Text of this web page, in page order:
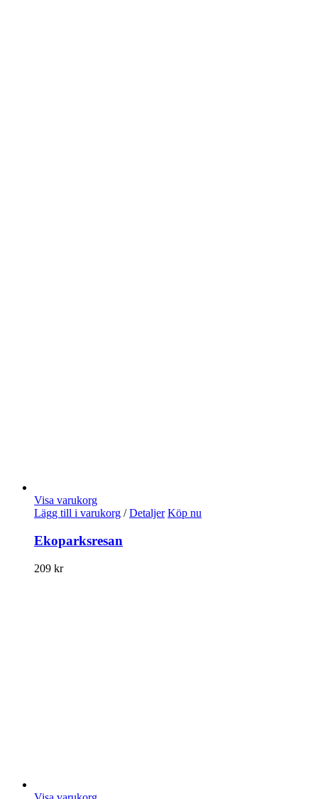
Visa varukorg
Lägg till i varukorg / Detaljer Köp nu
Ekoparksresan
209 kr